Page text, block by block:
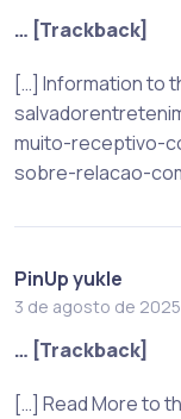
… [Trackback]
[…] Information to
muito-receptivo-
sobre-relacao-
PinUp yukle
3 de agosto de 2025
… [Trackback]
[…] Read More to